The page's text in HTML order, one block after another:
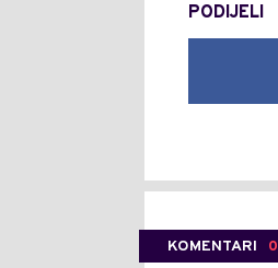
PODIJELI
KOMENTARI 0